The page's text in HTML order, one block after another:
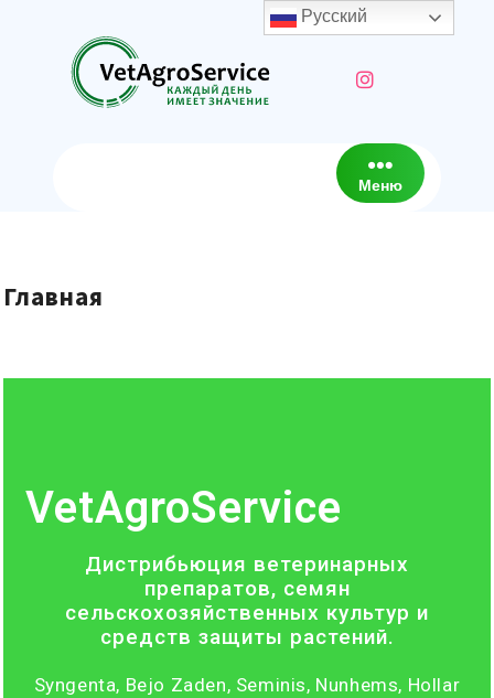
Меню
Главная
VetAgroService
Дистрибьюция ветеринарных
препаратов, семян
сельскохозяйственных культур и
средств защиты растений.
Syngenta, Bejo Zaden, Seminis, Nunhems, Hollar
Русский